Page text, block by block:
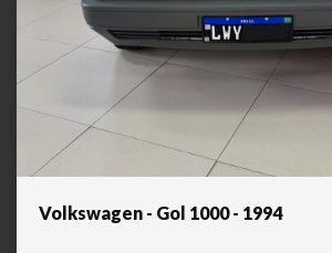
Volkswagen - Gol 1000 - 1994